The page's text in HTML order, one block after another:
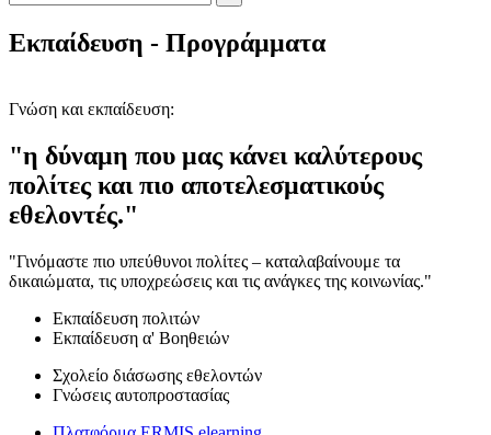
Εκπαίδευση - Προγράμματα
Γνώση και εκπαίδευση:
"η δύναμη που μας κάνει καλύτερους
πολίτες και πιο αποτελεσματικούς
εθελοντές."
"Γινόμαστε πιο υπεύθυνοι πολίτες – καταλαβαίνουμε τα
δικαιώματα, τις υποχρεώσεις και τις ανάγκες της κοινωνίας."
Εκπαίδευση πολιτών
Εκπαίδευση α' Βοηθειών
Σχολείο διάσωσης εθελοντών
Γνώσεις αυτοπροστασίας